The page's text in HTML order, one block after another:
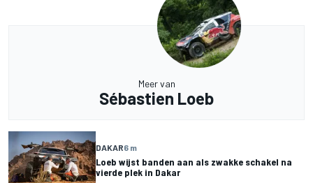
Meer van
Sébastien Loeb
DAKAR6 m
Loeb wijst banden aan als zwakke schakel na
vierde plek in Dakar